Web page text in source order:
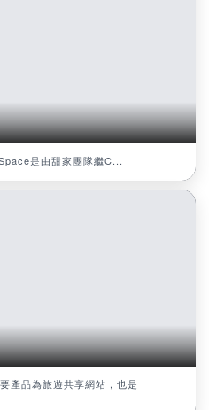
是由甜家團隊繼C...
產品為旅遊共享網站，也是